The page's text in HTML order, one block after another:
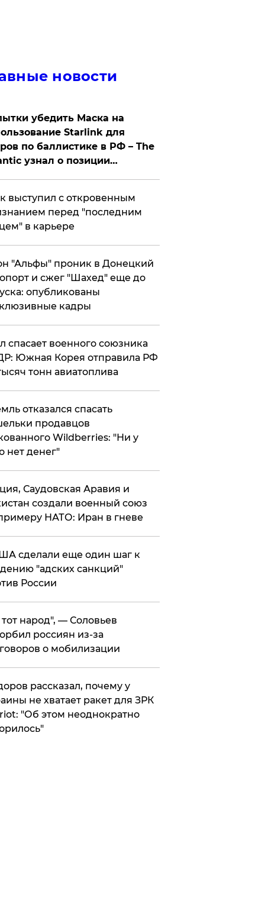
новости
убедить Маска на
Starlink для
по баллистике в РФ – The
узнал о позиции
выступил с откровенным
перед "последним
в карьере
"Альфы" проник в Донецкий
и сжег "Шахед" еще до
опубликованы
кадры
спасает военного союзника
Южная Корея отправила РФ
тонн авиатоплива
отказался спасать
продавцов
Wildberries: "Ни у
нет денег"
Саудовская Аравия и
создали военный союз
НАТО: Иран в гневе
сделали еще один шаг к
"адских санкций"
России
народ", — Соловьев
россиян из-за
о мобилизации
рассказал, почему у
не хватает ракет для ЗРК
"Об этом неоднократно